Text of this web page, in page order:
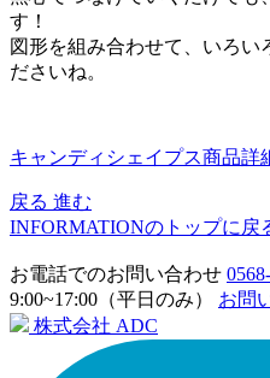
す！
図形を組み合わせて、いろい
ださいね。
キャンディシェイプス商品詳
戻る 進む
INFORMATIONのトップに戻
お電話でのお問い合わせ
9:00~17:00（平日のみ）
お問
株式会社 ADC